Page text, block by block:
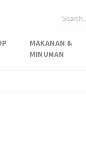
MAKANAN &
MINUMAN